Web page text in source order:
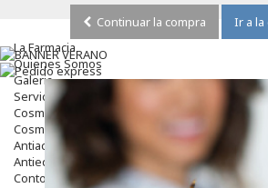
Continuar la compra
Ir a la
La Farmacia
Quienes Somos
Galeria
Servicios
Cosmética
Cosmética Facial
Antiacné
Antiedad
Contorno De Ojos